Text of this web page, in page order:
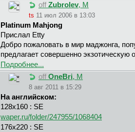
off Zubrolev, М
ts 11 июл 2006 в 13:03
Platinum Mahjong
Прислал Etty
Добро пожаловать в мир маджонга,
предлагает совершенно экзотическую
Подробнее...
off OneBri, М
8 авг 2011 в 15:29
На английском:
128x160 : SE
waper.ru/folder/247955/1068404
176x220 : SE